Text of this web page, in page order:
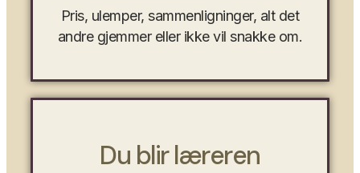
Pris, ulemper, sammenligninger, alt det
andre gjemmer eller ikke vil snakke om.
Du blir læreren